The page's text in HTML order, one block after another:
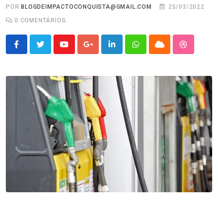
POR BLOGDEIMPACTOCONQUISTA@GMAIL.COM
25/03/2022
0 COMENTÁRIOS
YoutubeGoogle+LinkedInWhatsappCloud